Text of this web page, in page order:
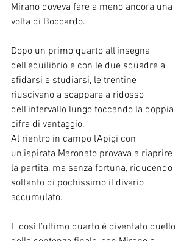
Mirano doveva fare a meno ancora una
volta di Boccardo.
Dopo un primo quarto all’insegna
dell’equilibrio e con le due squadre a
sfidarsi e studiarsi, le trentine
riuscivano a scappare a ridosso
dell’intervallo lungo toccando la doppia
cifra di vantaggio.
Al rientro in campo l’Apigi con
un’ispirata Maronato provava a riaprire
la partita, ma senza fortuna, riducendo
soltanto di pochissimo il divario
accumulato.
E così l’ultimo quarto è diventato quello